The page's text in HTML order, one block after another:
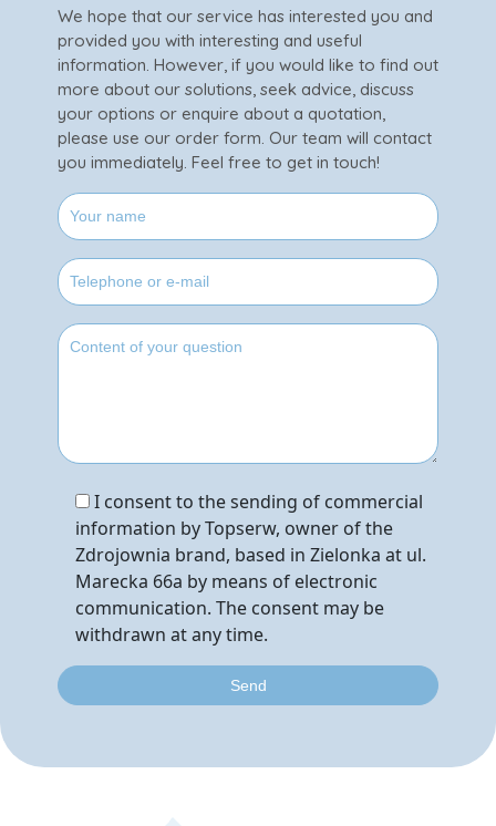
We hope that our service has interested you and
provided you with interesting and useful
information. However, if you would like to find out
more about our solutions, seek advice, discuss
your options or enquire about a quotation,
please use our order form. Our team will contact
you immediately. Feel free to get in touch!
I consent to the sending of commercial
information by Topserw, owner of the
Zdrojownia brand, based in Zielonka at ul.
Marecka 66a by means of electronic
communication. The consent may be
withdrawn at any time.